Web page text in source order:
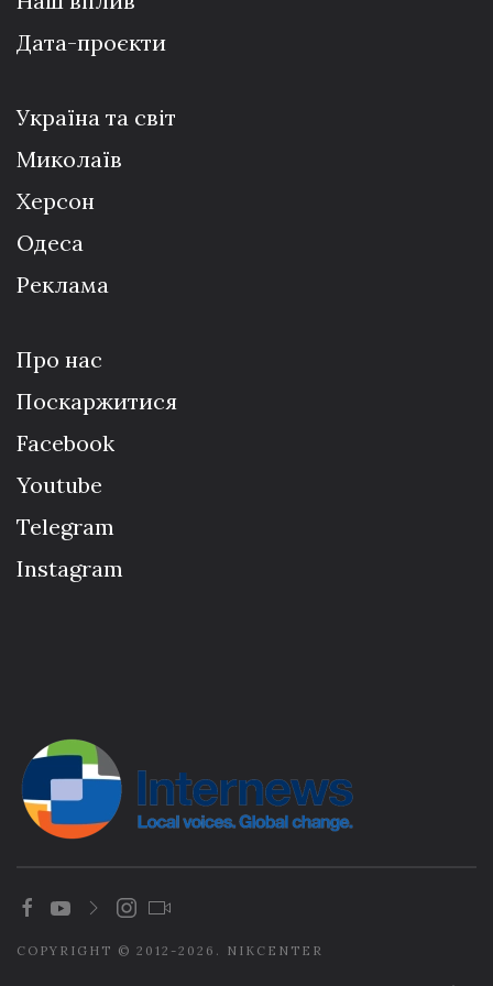
Дата-проєкти
Україна та світ
Миколаїв
Херсон
Одеса
Реклама
Про нас
Поскаржитися
Facebook
Youtube
Telegram
Instagram
COPYRIGHT © 2012-2026. NIKCENTER